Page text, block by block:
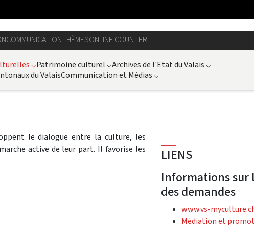
COMMUNICATIONTHÈMESONLINE COUNTER
⌵Patrimoine culturel ⌵Archives de l'Etat du Valais ⌵
du ValaisCommunication et Médias ⌵
le dialogue entre la culture, les
active de leur part. Il favorise les
LIENS
Informations sur
des demandes
www.vs-
Médiation et